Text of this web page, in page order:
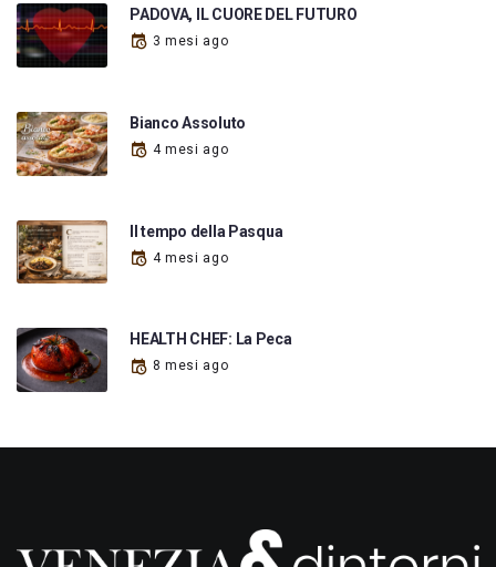
PADOVA, IL CUORE DEL FUTURO
3 mesi ago
Bianco Assoluto
4 mesi ago
Il tempo della Pasqua
4 mesi ago
HEALTH CHEF: La Peca
8 mesi ago